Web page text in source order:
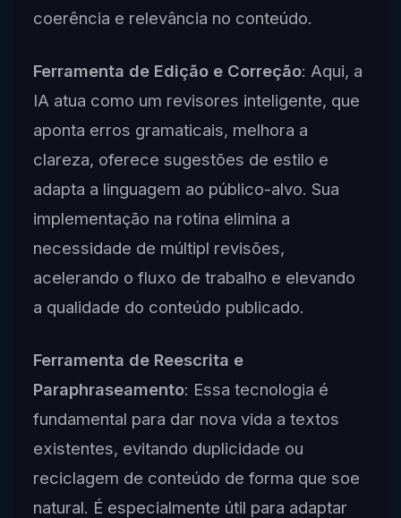
coerência e relevância no conteúdo.
Ferramenta de Edição e Correção: Aqui, a
IA atua como um revisores inteligente, que
aponta erros gramaticais, melhora a
clareza, oferece sugestões de estilo e
adapta a linguagem ao público-alvo. Sua
implementação na rotina elimina a
necessidade de múltipl revisões,
acelerando o fluxo de trabalho e elevando
a qualidade do conteúdo publicado.
Ferramenta de Reescrita e
Paraphraseamento: Essa tecnologia é
fundamental para dar nova vida a textos
existentes, evitando duplicidade ou
reciclagem de conteúdo de forma que soe
natural. É especialmente útil para adaptar